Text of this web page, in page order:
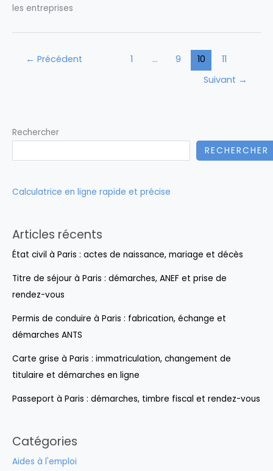
les entreprises
← Précédent 1 … 9 10
11
Suivant →
Rechercher
RECHERCHER
Calculatrice en ligne rapide et précise
Articles récents
État civil à Paris : actes de naissance, mariage et décès
Titre de séjour à Paris : démarches, ANEF et prise de
rendez-vous
Permis de conduire à Paris : fabrication, échange et
démarches ANTS
Carte grise à Paris : immatriculation, changement de
titulaire et démarches en ligne
Passeport à Paris : démarches, timbre fiscal et rendez-vous
Catégories
Aides à l'emploi